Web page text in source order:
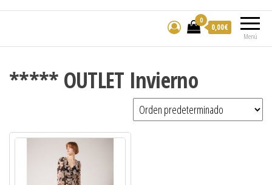
Menú
0
0,00€
***** OUTLET Invierno